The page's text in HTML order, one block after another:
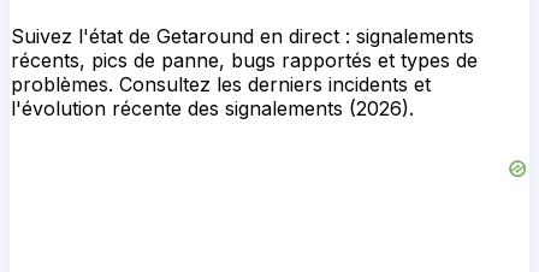
Suivez l'état de Getaround en direct : signalements
récents, pics de panne, bugs rapportés et types de
problèmes. Consultez les derniers incidents et
l'évolution récente des signalements (2026).